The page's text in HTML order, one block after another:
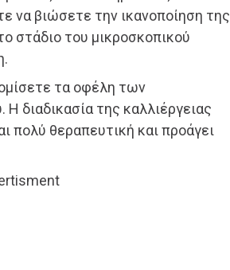
να βιώσετε την ικανοποίηση της
στάδιο του μικροσκοπικού
τα οφέλη των
διαδικασία της καλλιέργειας
πολύ θεραπευτική και προάγει